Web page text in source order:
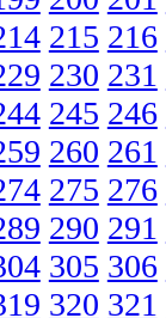
215 216
230 231
245 246
260 261
275 276
290 291
305 306
320 321